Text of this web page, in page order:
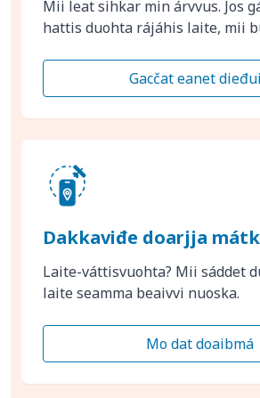
Mii leat sihkar min árvvus. Jos
hattis duohta rájáhis laite, mii
Gacčat eanet
Dakkaviđe doarjja
Laite-váttisvuohta? Mii sáddet
laite seamma beaivvi nuoska.
Mo dat doaibmá